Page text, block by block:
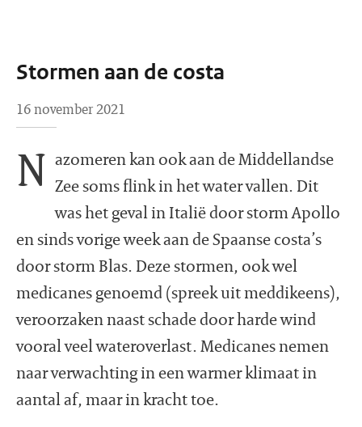
Stormen aan de costa
16 november 2021
N azomeren kan ook aan de Middellandse
Zee soms flink in het water vallen. Dit
was het geval in Italië door storm Apollo
en sinds vorige week aan de Spaanse costa’s
door storm Blas. Deze stormen, ook wel
medicanes genoemd (spreek uit meddikeens),
veroorzaken naast schade door harde wind
vooral veel wateroverlast. Medicanes nemen
naar verwachting in een warmer klimaat in
aantal af, maar in kracht toe.